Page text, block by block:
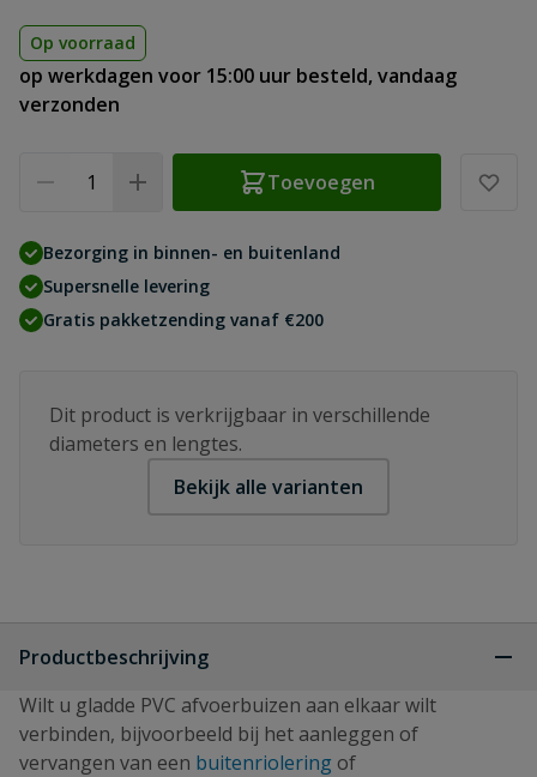
Op voorraad
op werkdagen voor 15:00 uur besteld, vandaag
verzonden
Toevoegen
Bezorging in binnen- en buitenland
Supersnelle levering
Gratis pakketzending vanaf €200
Dit product is verkrijgbaar in verschillende
diameters en lengtes.
Bekijk alle varianten
Productbeschrijving
Wilt u gladde PVC afvoerbuizen aan elkaar wilt
verbinden, bijvoorbeeld bij het aanleggen of
vervangen van een buitenriolering of